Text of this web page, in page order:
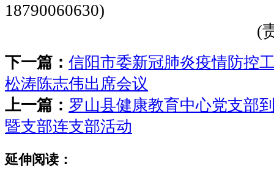
18790060630)
(
下一篇： 信阳市委新冠肺炎疫情防控
松涛陈志伟出席会议
上一篇： 罗山县健康教育中心党支部
暨支部连支部活动
延伸阅读：